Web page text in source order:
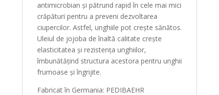
antimicrobian și pătrund rapid în cele mai mici
crăpături pentru a preveni dezvoltarea
ciupercilor. Astfel, unghiile pot crește sănătos.
Uleiul de jojoba de înaltă calitate crește
elasticitatea și rezistența unghiilor,
îmbunătățind structura acestora pentru unghii
frumoase și îngrijite.
Fabricat în Germania: PEDIBAEHR